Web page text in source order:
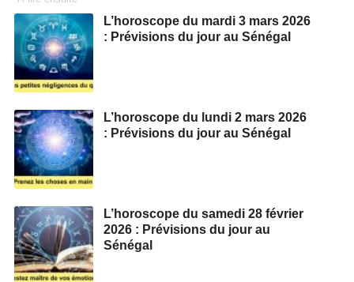
L’horoscope du mardi 3 mars 2026
: Prévisions du jour au Sénégal
L’horoscope du lundi 2 mars 2026
: Prévisions du jour au Sénégal
L’horoscope du samedi 28 février
2026 : Prévisions du jour au
Sénégal